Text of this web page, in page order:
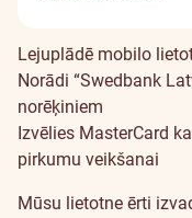
Par
mobilajiem
Lejuplādē mobilo
Norādi “Swedbank
norēķiniem
Izvēlies MasterCard
pirkumu veikšanai
Mūsu lietotne ērti